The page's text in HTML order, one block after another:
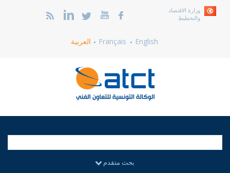
وزارة الاقتصاد
والتخطيط
English
Français العربية
بحث متقدم